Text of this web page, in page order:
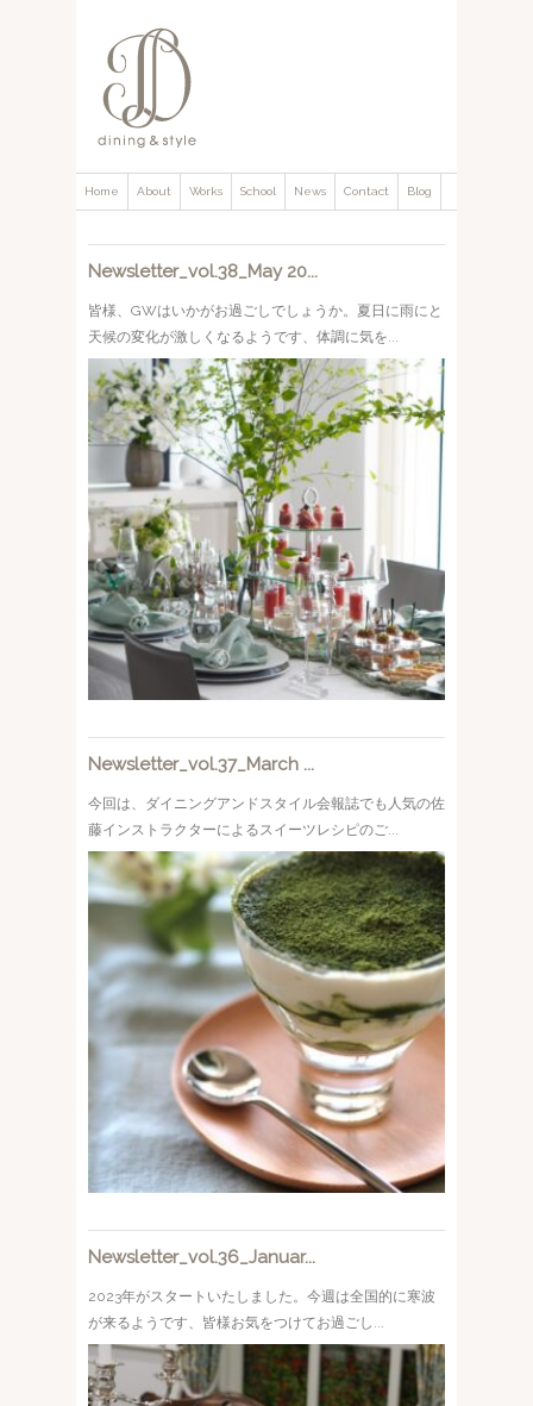
Home About Works School News Contact Blog
Newsletter_vol.38_May 20...
皆様、GWはいかがお過ごしでしょうか。夏日に雨にと
天候の変化が激しくなるようです、体調に気を...
Newsletter_vol.37_March ...
今回は、ダイニングアンドスタイル会報誌でも人気の佐
藤インストラクターによるスイーツレシピのご...
Newsletter_vol.36_Januar...
2023年がスタートいたしました。今週は全国的に寒波
が来るようです、皆様お気をつけてお過ごし...